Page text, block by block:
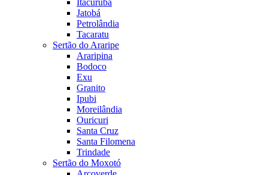
Itacuruba
Jatobá
Petrolândia
Tacaratu
Sertão do Araripe
Araripina
Bodoco
Exu
Granito
Ipubi
Moreilândia
Ouricuri
Santa Cruz
Santa Filomena
Trindade
Sertão do Moxotó